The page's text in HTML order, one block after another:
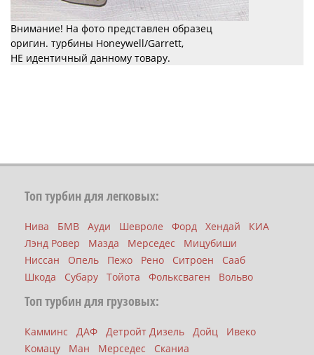
Внимание! На фото представлен образец
оригин. турбины Honeywell/Garrett,
НЕ идентичный данному товару.
Топ турбин для легковых:
Нива БМВ Ауди Шевроле Форд Хендай
КИА
Лэнд Ровер
Мазда Мерседес
Мицубиши
Ниссан
Опель Пежо Рено Ситроен
Сааб
Шкода
Субару Тойота Фольксваген Вольво
Топ турбин для грузовых:
Камминс ДАФ Детройт Дизель Дойц
Ивеко
Комацу
Ман Мерседес Сканиа